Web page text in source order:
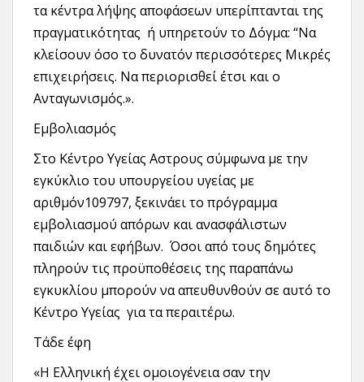
τα κέντρα λήψης αποφάσεων υπερίπτανται της
πραγματικότητας ή υπηρετούν το Δόγμα: “Να
κλείσουν όσο το δυνατόν περισσότερες Μικρές
επιχειρήσεις. Να περιορισθεί έτσι και ο
Ανταγωνισμός.».
Εμβολιασμός
Στο Κέντρο Υγείας Αστρους σύμφωνα με την
εγκύκλιο του υπουργείου υγείας με
αριθμόν109797, ξεκινάει το πρόγραμμα
εμβολιασμού απόρων και ανασφάλιστων
παιδιών και εφήβων. Όσοι από τους δημότες
πληρούν τις προϋποθέσεις της παραπάνω
εγκυκλίου μπορούν να απευθυνθούν σε αυτό το
Κέντρο Υγείας για τα περαιτέρω.
Τάδε έφη
«Η Ελληνική έχει ομοιογένεια σαν την